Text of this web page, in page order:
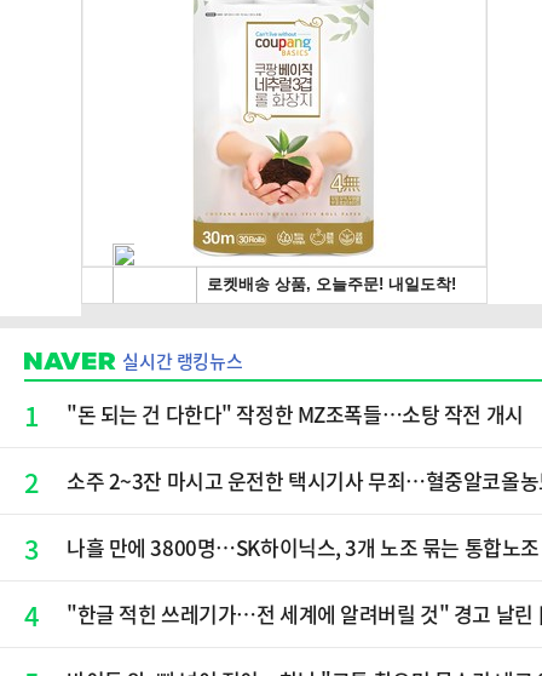
실시간 랭킹뉴스
1 "돈 되는 건 다한다" 작정한 MZ조폭들…소탕 작전 개시
2 소주 2~3잔 마시고 운전한 택시기사 무죄…혈중알코올
3 나흘 만에 3800명…SK하이닉스, 3개 노조 묶는 통합노
4 "한글 적힌 쓰레기가…전 세계에 알려버릴 것" 경고 날린